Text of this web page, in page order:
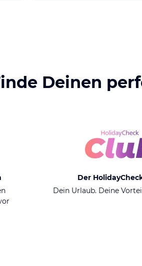
Deinen
Der
Dein Urlaub. Deine